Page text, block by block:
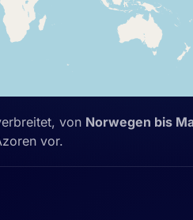
von Norwegen bis
vor.